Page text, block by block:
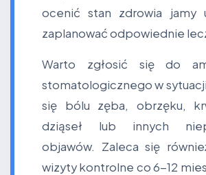
ocenić stan zdrowia jamy
zaplanować odpowiednie
Warto zgłosić się do
stomatologicznego w
się bólu zęba, obrzęku,
dziąseł lub innych
objawów. Zaleca się
wizyty kontrolne co 6-12